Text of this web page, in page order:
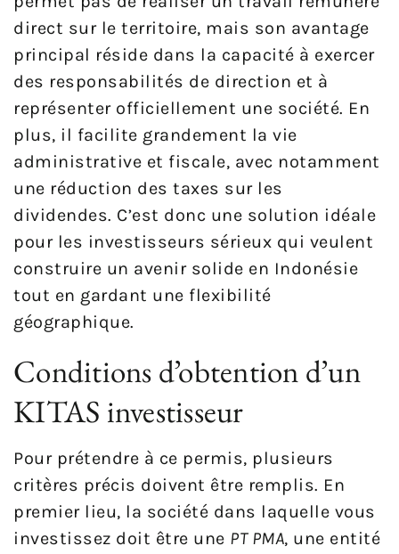
direct sur le territoire, mais son avantage
principal réside dans la capacité à exercer
des responsabilités de direction et à
représenter officiellement une société. En
plus, il facilite grandement la vie
administrative et fiscale, avec notamment
une réduction des taxes sur les
dividendes. C’est donc une solution idéale
pour les investisseurs sérieux qui veulent
construire un avenir solide en Indonésie
tout en gardant une flexibilité
géographique.
Conditions d’obtention d’un
KITAS investisseur
Pour prétendre à ce permis, plusieurs
critères précis doivent être remplis. En
premier lieu, la société dans laquelle vous
investissez doit être une PT PMA, une entité